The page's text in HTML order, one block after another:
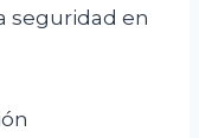
seguridad en